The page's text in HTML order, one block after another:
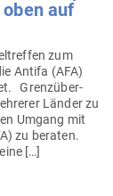
auf
zum
Antifa (AFA)
Grenz­über­
Länder zu
Umgang mit
zu beraten.
[…]